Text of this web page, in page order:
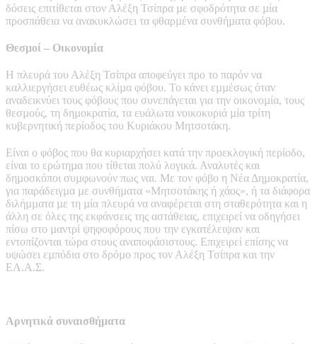
δόσεις επιτίθεται στον Αλέξη Τσίπρα µε σφοδρότητα σε µία
προσπάθεια να ανακυκλώσει τα φθαρµένα συνθήµατα φόβου.
Θεσµοί – Οικονοµία
Η πλευρά του Αλέξη Τσίπρα αποφεύγει προ το παρόν να
καλλιεργήσει ευθέως κλίµα φόβου. Το κάνει εµµέσως όταν
αναδεικνύει τους φόβους που συνεπάγεται για την οικονοµία, τους
θεσµούς, τη δηµοκρατία, τα ευάλωτα νοικοκυριά µία τρίτη
κυβερνητική περίοδος του Κυριάκου Μητσοτάκη.
Είναι ο φόβος που θα κυριαρχήσει κατά την προεκλογική περίοδο,
είναι το ερώτηµα που τίθεται πολύ λογικά. Αναλυτές και
δηµοσκόποι συµφωνούν πως ναι. Με τον φόβο η Νέα Δηµοκρατία,
για παράδειγµα µε συνθήµατα «Μητσοτάκης ή χάος», ή τα διάφορα
διλήµµατα µε τη µία πλευρά να αναφέρεται στη σταθερότητα και η
άλλη σε όλες της εκφάνσεις της αστάθειας, επιχειρεί να οδηγήσει
πίσω στο µαντρί ψηφοφόρους που την εγκατέλειψαν και
εντοπίζονται τώρα στους αναποφάσιστους. Επιχειρεί επίσης να
υψώσει εµπόδια στο δρόµο προς τον Αλέξη Τσίπρα και την
ΕΛ.Α.Σ.
Αρνητικά συναισθήµατα